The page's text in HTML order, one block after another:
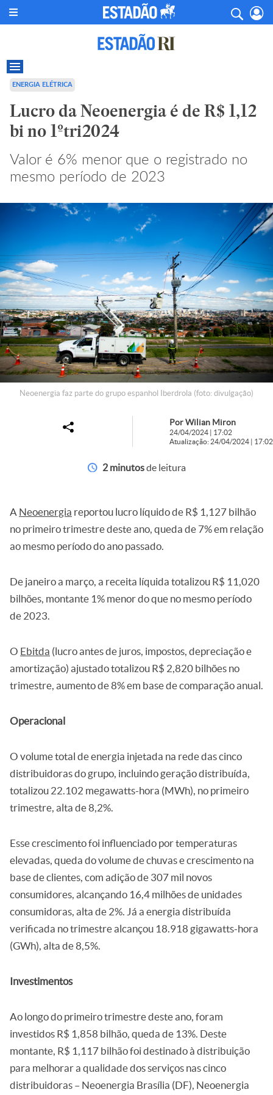
ENERGIA ELÉTRICA
Lucro da Neoenergia é de R$ 1,12
bi no 1ºtri2024
Valor é 6% menor que o registrado no
mesmo período de 2023
Neoenergia faz parte do grupo espanhol Iberdrola (foto: divulgação)
Por Wilian Miron
24/04/2024 | 17:02
Atualização: 24/04/2024 | 17:02
2 minutosde leitura
A Neoenergia reportou lucro líquido de R$ 1,127 bilhão
no primeiro trimestre deste ano, queda de 7% em relação
ao mesmo período do ano passado.
De janeiro a março, a receita líquida totalizou R$ 11,020
bilhões, montante 1% menor do que no mesmo período
de 2023.
O Ebitda (lucro antes de juros, impostos, depreciação e
amortização) ajustado totalizou R$ 2,820 bilhões no
trimestre, aumento de 8% em base de comparação anual.
Operacional
O volume total de energia injetada na rede das cinco
distribuidoras do grupo, incluindo geração distribuída,
totalizou 22.102 megawatts-hora (MWh), no primeiro
trimestre, alta de 8,2%.
Esse crescimento foi influenciado por temperaturas
elevadas, queda do volume de chuvas e crescimento na
base de clientes, com adição de 307 mil novos
consumidores, alcançando 16,4 milhões de unidades
consumidoras, alta de 2%. Já a energia distribuída
verificada no trimestre alcançou 18.918 gigawatts-hora
(GWh), alta de 8,5%.
Investimentos
Ao longo do primeiro trimestre deste ano, foram
investidos R$ 1,858 bilhão, queda de 13%. Deste
montante, R$ 1,117 bilhão foi destinado à distribuição
para melhorar a qualidade dos serviços nas cinco
distribuidoras – Neoenergia Brasília (DF), Neoenergia